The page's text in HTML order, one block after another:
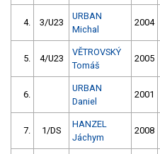
4. 3/U23
URBAN
Michal
2004
5. 4/U23
VĚTROVSKÝ
Tomáš
2005
6.
URBAN
Daniel
2001
7. 1/DS
HANZEL
Jáchym
2008